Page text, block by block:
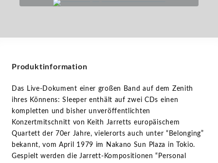
Produktinformation
Das Live-Dokument einer großen Band auf dem Zenith
ihres Könnens: Sleeper enthält auf zwei CDs einen
kompletten und bisher unveröffentlichten
Konzertmitschnitt von Keith Jarretts europäischem
Quartett der 70er Jahre, vielerorts auch unter “Belonging”
bekannt, vom April 1979 im Nakano Sun Plaza in Tokio.
Gespielt werden die Jarrett-Kompositionen “Personal